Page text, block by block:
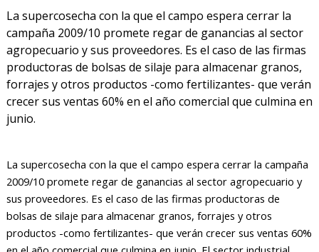
La supercosecha con la que el campo espera cerrar la
campaña 2009/10 promete regar de ganancias al sector
agropecuario y sus proveedores. Es el caso de las firmas
productoras de bolsas de silaje para almacenar granos,
forrajes y otros productos -como fertilizantes- que verán
crecer sus ventas 60% en el año comercial que culmina en
junio.
La supercosecha con la que el campo espera cerrar la campaña
2009/10 promete regar de ganancias al sector agropecuario y
sus proveedores. Es el caso de las firmas productoras de
bolsas de silaje para almacenar granos, forrajes y otros
productos -como fertilizantes- que verán crecer sus ventas 60%